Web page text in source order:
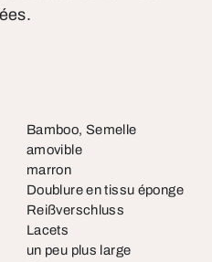
Bamboo, Semelle
amovible
marron
Doublure en tissu éponge
Reißverschluss
Lacets
un peu plus large